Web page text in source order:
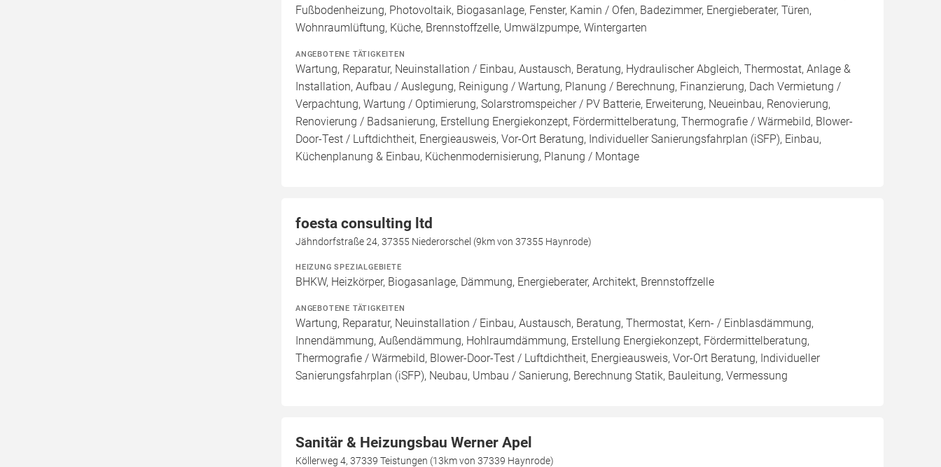
Fußbodenheizung, Photovoltaik, Biogasanlage, Fenster, Kamin / Ofen, Badezimmer, Energieberater, Türen,
Wohnraumlüftung, Küche, Brennstoffzelle, Umwälzpumpe, Wintergarten
ANGEBOTENE TÄTIGKEITEN
Wartung, Reparatur, Neuinstallation / Einbau, Austausch, Beratung, Hydraulischer Abgleich, Thermostat, Anlage &
Installation, Aufbau / Auslegung, Reinigung / Wartung, Planung / Berechnung, Finanzierung, Dach Vermietung /
Verpachtung, Wartung / Optimierung, Solarstromspeicher / PV Batterie, Erweiterung, Neueinbau, Renovierung,
Renovierung / Badsanierung, Erstellung Energiekonzept, Fördermittelberatung, Thermografie / Wärmebild, Blower-
Door-Test / Luftdichtheit, Energieausweis, Vor-Ort Beratung, Individueller Sanierungsfahrplan (iSFP), Einbau,
Küchenplanung & Einbau, Küchenmodernisierung, Planung / Montage
foesta consulting ltd
Jähndorfstraße 24, 37355 Niederorschel (9km von 37355 Haynrode)
HEIZUNG SPEZIALGEBIETE
BHKW, Heizkörper, Biogasanlage, Dämmung, Energieberater, Architekt, Brennstoffzelle
ANGEBOTENE TÄTIGKEITEN
Wartung, Reparatur, Neuinstallation / Einbau, Austausch, Beratung, Thermostat, Kern- / Einblasdämmung,
Innendämmung, Außendämmung, Hohlraumdämmung, Erstellung Energiekonzept, Fördermittelberatung,
Thermografie / Wärmebild, Blower-Door-Test / Luftdichtheit, Energieausweis, Vor-Ort Beratung, Individueller
Sanierungsfahrplan (iSFP), Neubau, Umbau / Sanierung, Berechnung Statik, Bauleitung, Vermessung
Sanitär & Heizungsbau Werner Apel
Köllerweg 4, 37339 Teistungen (13km von 37339 Haynrode)